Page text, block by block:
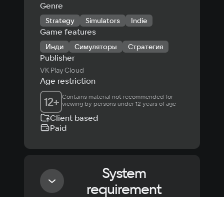
Genre
Strategy Simulators Indie
Game features
Инди Симуляторы Стратегия
Publisher
VK Play Cloud
Age restriction
12+ Contains material not recommended for
viewing by persons under 12 years of age
Client based
Paid
System
requirement